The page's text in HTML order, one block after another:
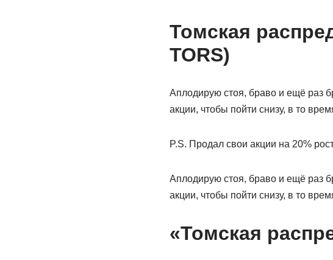
Томская
TORS)
Аплодирую стоя, браво и ещё раз
акции, чтобы пойти снизу, в то
P.S. Продал свои акции на 20%
Аплодирую стоя, браво и ещё раз
акции, чтобы пойти снизу, в то
«Томская